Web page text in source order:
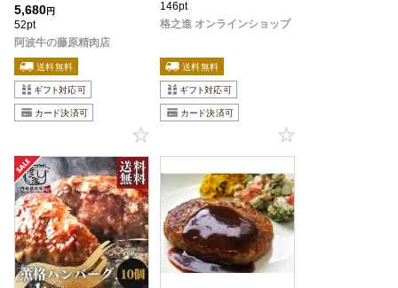
5,680円
52pt
阿波牛の藤原精肉店
146pt
格之進 オンラインショップ